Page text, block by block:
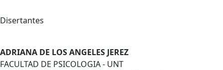
Disertantes
ADRIANA DE LOS ANGELES JEREZ
FACULTAD DE PSICOLOGIA - UNT